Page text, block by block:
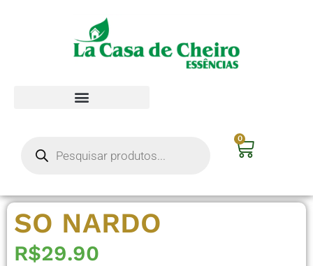
0
SO NARDO
R$29.90